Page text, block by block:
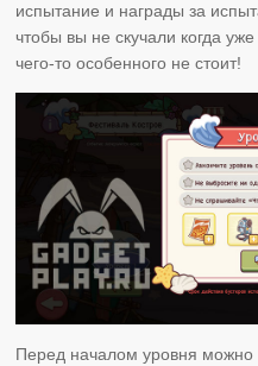
испытание и награды за
чтобы вы не скучали когда
чего-то особенного не стоит!
Перед началом уровня можно